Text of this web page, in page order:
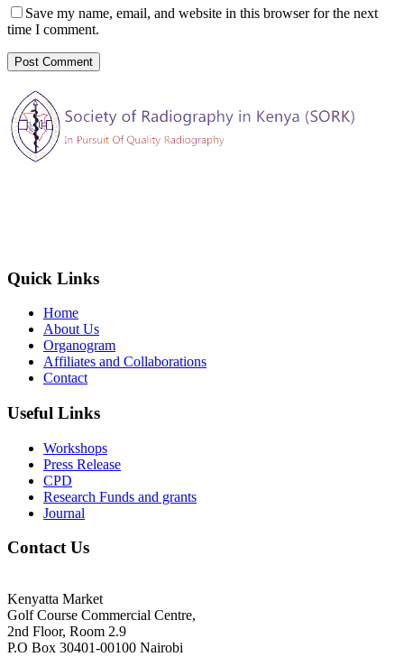
Save my name, email, and website in this browser for the next
time I comment.
Quick Links
Home
About Us
Organogram
Affiliates and Collaborations
Contact
Useful Links
Workshops
Press Release
CPD
Research Funds and grants
Journal
Contact Us
Kenyatta Market
Golf Course Commercial Centre,
2nd Floor, Room 2.9
P.O Box 30401-00100 Nairobi